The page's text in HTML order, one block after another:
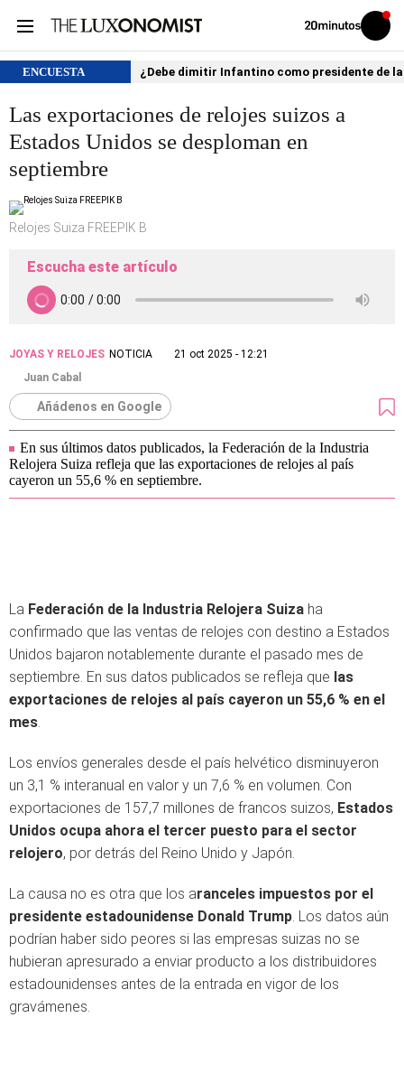
Volver
Iniciar
sesión
ENCUESTA ¿Debe dimitir Infantino como presidente de
Las exportaciones de relojes suizos a
Estados Unidos se desploman en
septiembre
Relojes Suiza FREEPIK B
Escucha este artículo
JOYAS Y RELOJES NOTICIA
21 oct 2025 - 12:21
Juan Cabal
Añádenos en Google
En sus últimos datos publicados, la Federación de la Industria
Relojera Suiza refleja que las exportaciones de relojes al país
cayeron un 55,6 % en septiembre.
La Federación de la Industria Relojera Suiza ha
confirmado que las ventas de relojes con destino a Estados
Unidos bajaron notablemente durante el pasado mes de
septiembre. En sus datos publicados se refleja que las
exportaciones de relojes al país cayeron un 55,6 % en el
mes.
Los envíos generales desde el país helvético disminuyeron
un 3,1 % interanual en valor y un 7,6 % en volumen. Con
exportaciones de 157,7 millones de francos suizos, Estados
Unidos ocupa ahora el tercer puesto para el sector
relojero, por detrás del Reino Unido y Japón.
La causa no es otra que los aranceles impuestos por el
presidente estadounidense Donald Trump. Los datos aún
podrían haber sido peores si las empresas suizas no se
hubieran apresurado a enviar producto a los distribuidores
estadounidenses antes de la entrada en vigor de los
gravámenes.